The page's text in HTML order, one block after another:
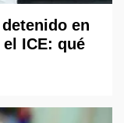
en
ICE: qué